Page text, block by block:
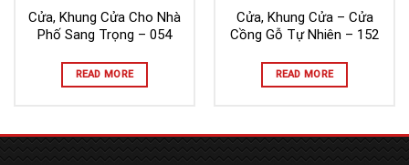
Cửa, Khung Cửa Cho Nhà
Phố Sang Trọng – 054
READ MORE
Cửa, Khung Cửa – Cửa
Cồng Gỗ Tự Nhiên – 152
READ MORE